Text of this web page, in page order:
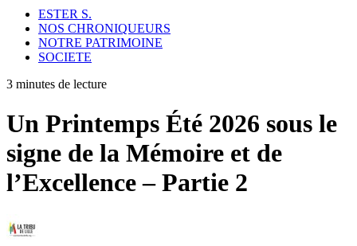
ESTER S.
NOS CHRONIQUEURS
NOTRE PATRIMOINE
SOCIETE
3 minutes de lecture
Un Printemps Été 2026 sous le
signe de la Mémoire et de
l’Excellence – Partie 2